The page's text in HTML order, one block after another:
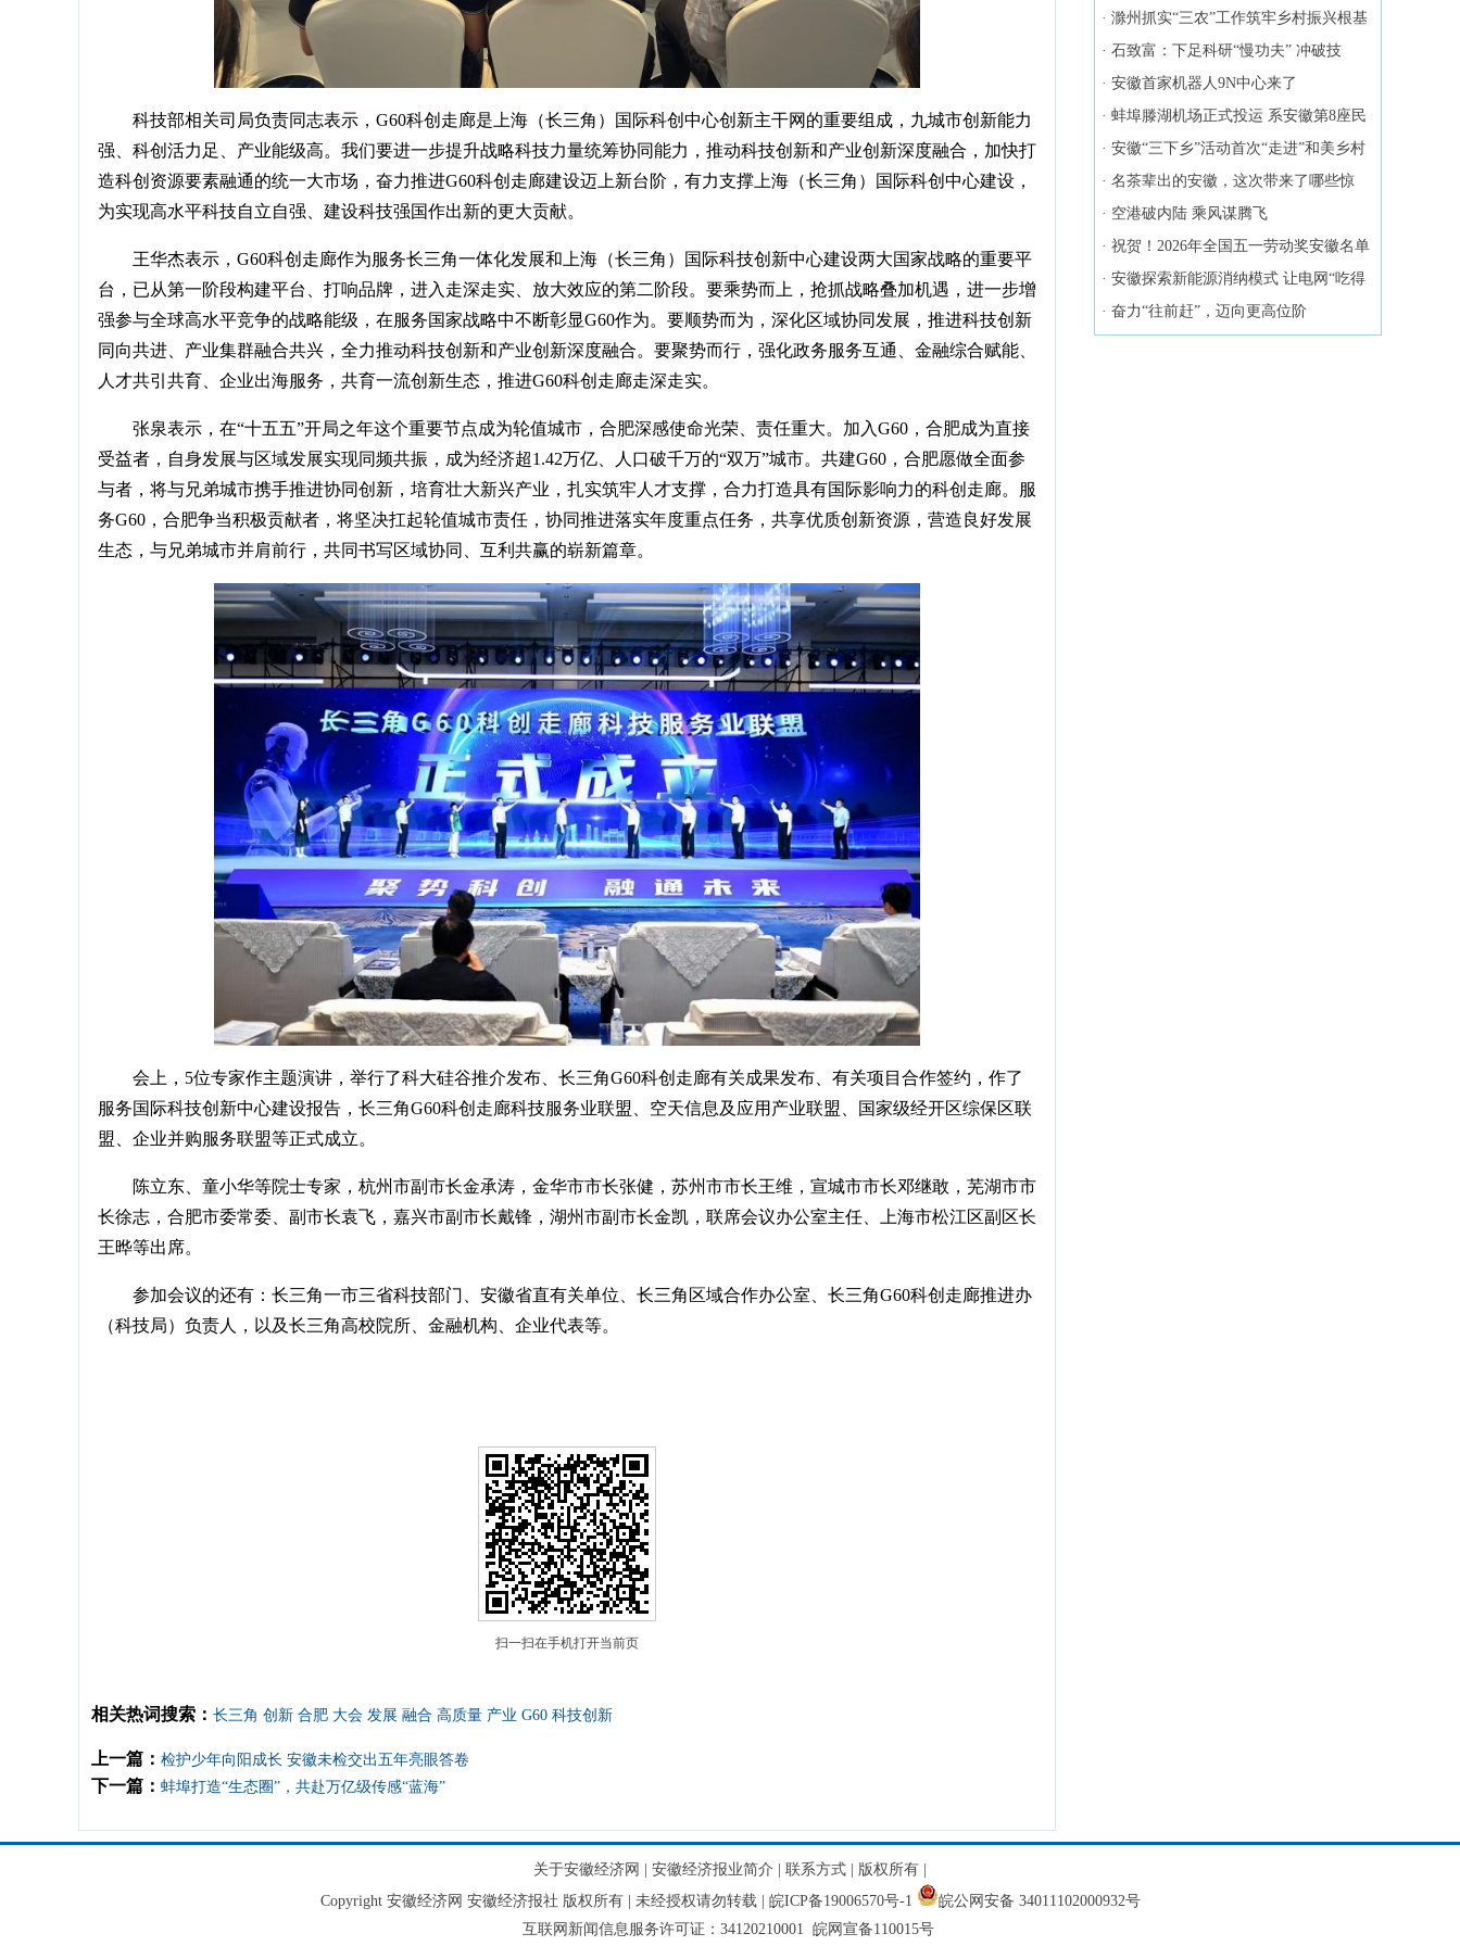
科技部相关司局负责同志表示，G60科创走廊是上海（长三角）国际科创中心创新主干网的重要组成，九城市创新能力
强、科创活力足、产业能级高。我们要进一步提升战略科技力量统筹协同能力，推动科技创新和产业创新深度融合，加快打
造科创资源要素融通的统一大市场，奋力推进G60科创走廊建设迈上新台阶，有力支撑上海（长三角）国际科创中心建设，
为实现高水平科技自立自强、建设科技强国作出新的更大贡献。
王华杰表示，G60科创走廊作为服务长三角一体化发展和上海（长三角）国际科技创新中心建设两大国家战略的重要平
台，已从第一阶段构建平台、打响品牌，进入走深走实、放大效应的第二阶段。要乘势而上，抢抓战略叠加机遇，进一步增
强参与全球高水平竞争的战略能级，在服务国家战略中不断彰显G60作为。要顺势而为，深化区域协同发展，推进科技创新
同向共进、产业集群融合共兴，全力推动科技创新和产业创新深度融合。要聚势而行，强化政务服务互通、金融综合赋能、
人才共引共育、企业出海服务，共育一流创新生态，推进G60科创走廊走深走实。
张泉表示，在“十五五”开局之年这个重要节点成为轮值城市，合肥深感使命光荣、责任重大。加入G60，合肥成为直接
受益者，自身发展与区域发展实现同频共振，成为经济超1.42万亿、人口破千万的“双万”城市。共建G60，合肥愿做全面参
与者，将与兄弟城市携手推进协同创新，培育壮大新兴产业，扎实筑牢人才支撑，合力打造具有国际影响力的科创走廊。服
务G60，合肥争当积极贡献者，将坚决扛起轮值城市责任，协同推进落实年度重点任务，共享优质创新资源，营造良好发展
生态，与兄弟城市并肩前行，共同书写区域协同、互利共赢的崭新篇章。
会上，5位专家作主题演讲，举行了科大硅谷推介发布、长三角G60科创走廊有关成果发布、有关项目合作签约，作了
服务国际科技创新中心建设报告，长三角G60科创走廊科技服务业联盟、空天信息及应用产业联盟、国家级经开区综保区联
盟、企业并购服务联盟等正式成立。
陈立东、童小华等院士专家，杭州市副市长金承涛，金华市市长张健，苏州市市长王维，宣城市市长邓继敢，芜湖市市
长徐志，合肥市委常委、副市长袁飞，嘉兴市副市长戴锋，湖州市副市长金凯，联席会议办公室主任、上海市松江区副区长
王晔等出席。
参加会议的还有：长三角一市三省科技部门、安徽省直有关单位、长三角区域合作办公室、长三角G60科创走廊推进办
（科技局）负责人，以及长三角高校院所、金融机构、企业代表等。
扫一扫在手机打开当前页
相关热词搜索： 长三角 创新 合肥 大会 发展 融合 高质量 产业 G60 科技创新
上一篇： 检护少年向阳成长 安徽未检交出五年亮眼答卷
下一篇： 蚌埠打造“生态圈”，共赴万亿级传感“蓝海”
于5月8日在合肥开幕
· 滁州抓实“三农”工作筑牢乡村振兴根基
· 石致富：下足科研“慢功夫” 冲破技
术“硬壁垒”
· 安徽首家机器人9N中心来了
· 蚌埠滕湖机场正式投运 系安徽第8座民
用运输机场
· 安徽“三下乡”活动首次“走进”和美乡村
直播间
· 名茶辈出的安徽，这次带来了哪些惊
喜？
· 空港破内陆 乘风谋腾飞
· 祝贺！2026年全国五一劳动奖安徽名单
来了
· 安徽探索新能源消纳模式 让电网“吃得
下”“消得好”
· 奋力“往前赶”，迈向更高位阶
关于安徽经济网 安徽经济报业简介 联系方式 版权所有
Copyright 安徽经济网 安徽经济报社 版权所有 | 未经授权请勿转载 | 皖ICP备19006570号-1
皖公网安备 34011102000932号
互联网新闻信息服务许可证：34120210001 皖网宣备110015号